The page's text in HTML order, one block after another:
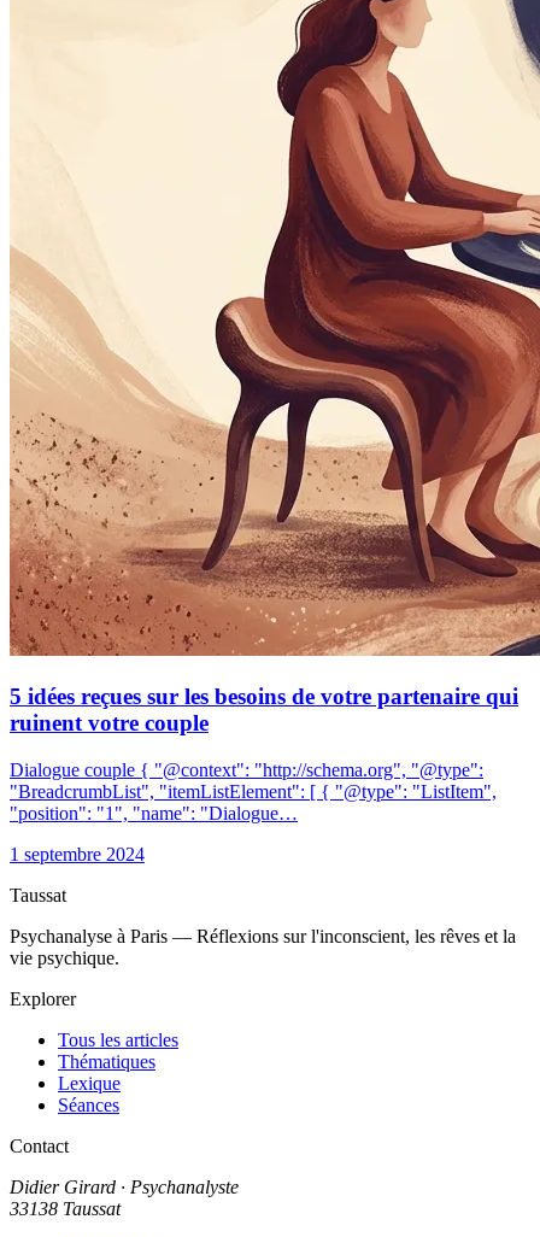
5 idées reçues sur les besoins de votre partenaire qui
ruinent votre couple
Dialogue couple { "@context": "http://schema.org", "@type":
"BreadcrumbList", "itemListElement": [ { "@type": "ListItem",
"position": "1", "name": "Dialogue…
1 septembre 2024
Taussat
Psychanalyse à Paris — Réflexions sur l'inconscient, les rêves et la
vie psychique.
Explorer
Tous les articles
Thématiques
Lexique
Séances
Contact
Didier Girard · Psychanalyste
33138 Taussat